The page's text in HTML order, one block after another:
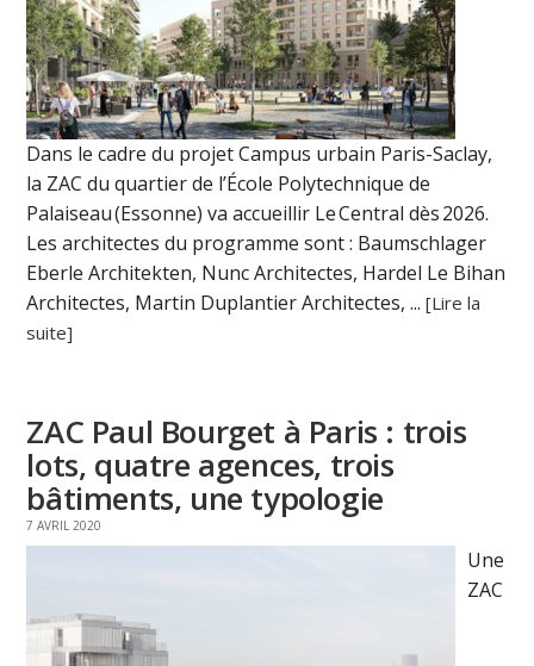
Dans le cadre du projet Campus urbain Paris-Saclay,
la ZAC du quartier de l’École Polytechnique de
Palaiseau (Essonne) va accueillir Le Central dès 2026.
Les architectes du programme sont : Baumschlager
Eberle Architekten, Nunc Architectes, Hardel Le Bihan
Architectes, Martin Duplantier Architectes, ...[Lire la
suite]
ZAC Paul Bourget à Paris : trois
lots, quatre agences, trois
bâtiments, une typologie
7 AVRIL 2020
Une
ZAC